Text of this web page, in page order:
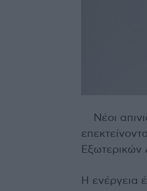
Νέοι
Εξωτερικών
Η ενέργεια